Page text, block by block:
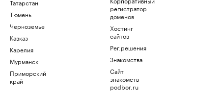
Татарстан
Тюмень
Черноземье
Кавказ
Карелия
Мурманск
Приморский
край
регистратор
доменов
Хостинг
сайтов
Рег.решения
Знакомства
Сайт
знакомств
podbor.ru